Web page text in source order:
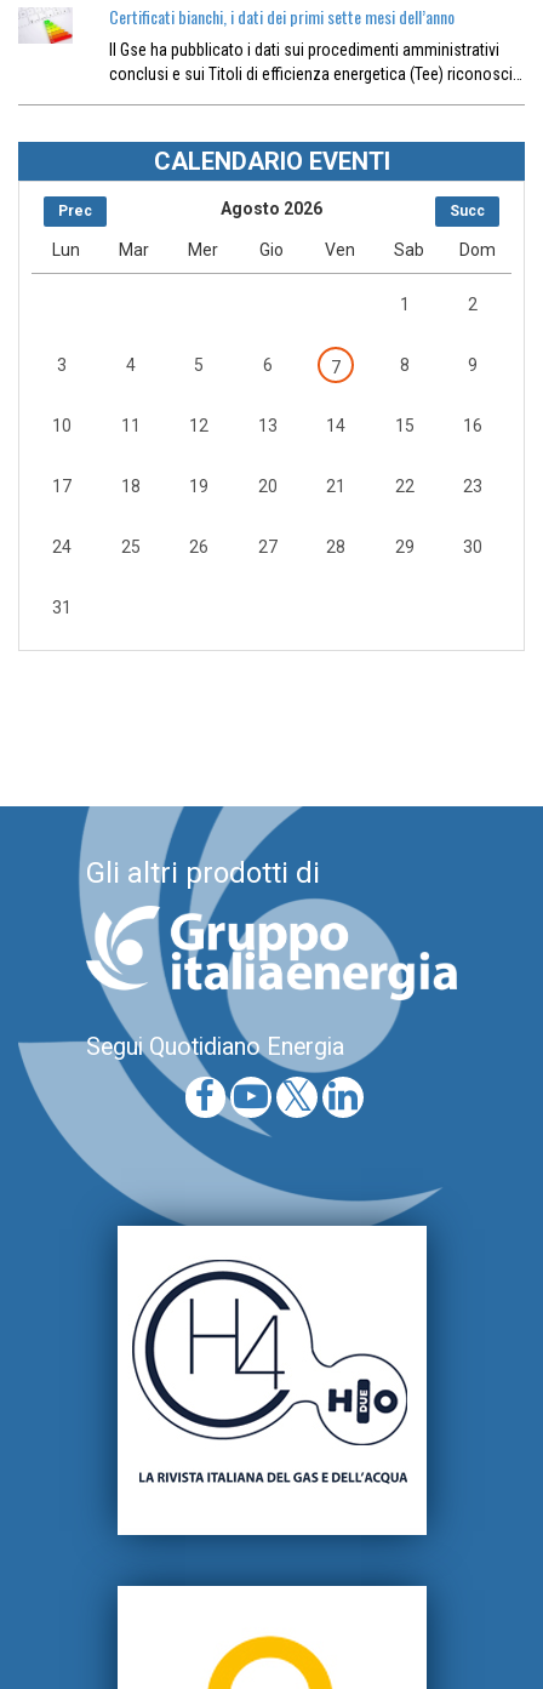
Certificati bianchi, i dati dei primi sette mesi dell’anno
Il Gse ha pubblicato i dati sui procedimenti amministrativi
conclusi e sui Titoli di efficienza energetica (Tee) riconosci…
CALENDARIO EVENTI
Prec Succ
Agosto 2026
Lun Mar Mer Gio Ven Sab Dom
1 2
3 4 5 6 7 8 9
10 11 12 13 14 15 16
17 18 19 20 21 22 23
24 25 26 27 28 29 30
31
Gli altri prodotti di
Segui Quotidiano Energia